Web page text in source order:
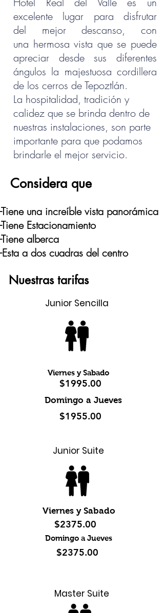
excelente lugar para disfrutar
del mejor descanso, con
una hermosa vista que se puede
apreciar desde sus diferentes
ángulos la majestuosa cordillera
de los cerros de Tepoztlán.
La hospitalidad, tradición y
calidez que se brinda dentro de
nuestras instalaciones, son parte
importante para que podamos
brindarle el mejor servicio.
Considera que
-Tiene una increíblevista panorámica
-Tiene Estacionamiento
-Tiene alberca
-Esta a dos cuadras del centro
Nuestras tarifas
Junior Sencilla
Viernes y Sabado
$1995.00
Domingo a Jueves
$1955.00
Junior Suite
Viernes y Sabado
$2375.00
Domingo a Jueves
$2375.00
Master Suite